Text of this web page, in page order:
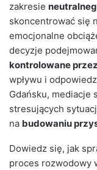
zakresie
skoncentrować się
emocjonalne
decyzje
kontrolowane
wpływu i
Gdańsku, mediacje
stresujących
na budowaniu
Dowiedz się, jak
proces rozwodowy